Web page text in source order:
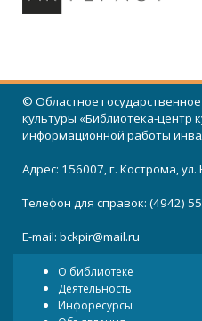
© Областное
культуры «Библиотека-центр
информационной работы
Адрес: 156007, г. Кострома,
Телефон для справок: (4942)
E-mail: bckpir@mail.ru
О библиотеке
Деятельность
Инфоресурсы